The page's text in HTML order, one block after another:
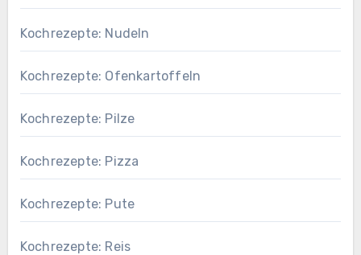
Kochrezepte: Nudeln
Kochrezepte: Ofenkartoffeln
Kochrezepte: Pilze
Kochrezepte: Pizza
Kochrezepte: Pute
Kochrezepte: Reis